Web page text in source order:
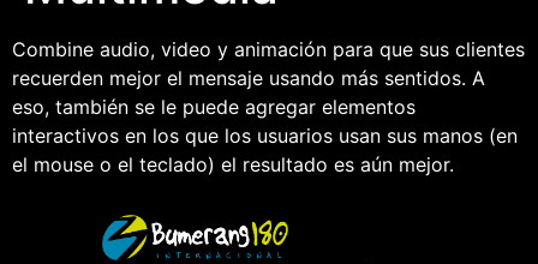
Combine audio, video y animación para que sus clientes
recuerden mejor el mensaje usando más sentidos. A
eso, también se le puede agregar elementos
interactivos en los que los usuarios usan sus manos (en
el mouse o el teclado) el resultado es aún mejor.